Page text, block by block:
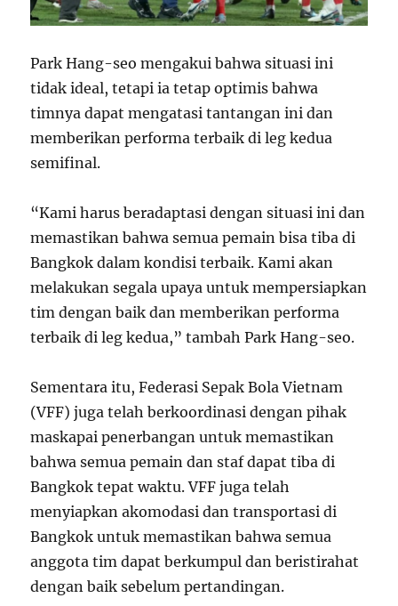
Park Hang-seo mengakui bahwa situasi ini
tidak ideal, tetapi ia tetap optimis bahwa
timnya dapat mengatasi tantangan ini dan
memberikan performa terbaik di leg kedua
semifinal.
“Kami harus beradaptasi dengan situasi ini dan
memastikan bahwa semua pemain bisa tiba di
Bangkok dalam kondisi terbaik. Kami akan
melakukan segala upaya untuk mempersiapkan
tim dengan baik dan memberikan performa
terbaik di leg kedua,” tambah Park Hang-seo.
Sementara itu, Federasi Sepak Bola Vietnam
(VFF) juga telah berkoordinasi dengan pihak
maskapai penerbangan untuk memastikan
bahwa semua pemain dan staf dapat tiba di
Bangkok tepat waktu. VFF juga telah
menyiapkan akomodasi dan transportasi di
Bangkok untuk memastikan bahwa semua
anggota tim dapat berkumpul dan beristirahat
dengan baik sebelum pertandingan.